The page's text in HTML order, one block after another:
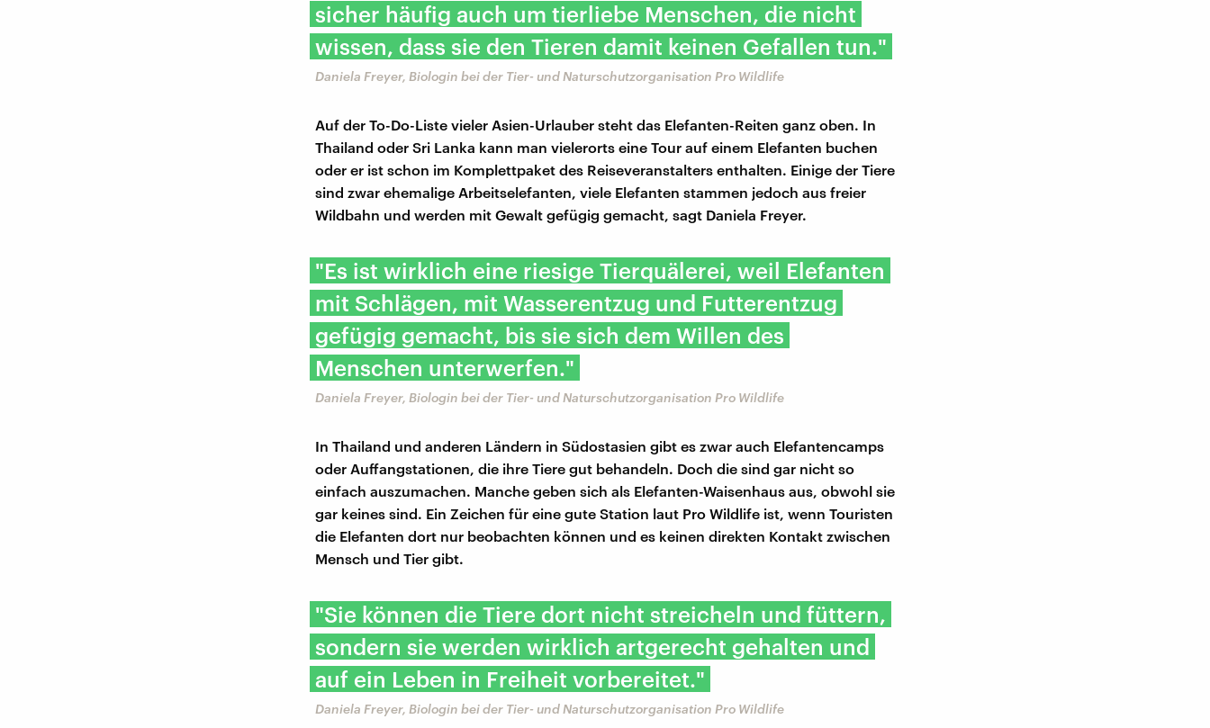
sicher häufig auch um tierliebe Menschen, die nicht
wissen, dass sie den Tieren damit keinen Gefallen tun."
Daniela Freyer, Biologin bei der Tier- und Naturschutzorganisation Pro Wildlife
Auf der To-Do-Liste vieler Asien-Urlauber steht das Elefanten-Reiten ganz oben. In
Thailand oder Sri Lanka kann man vielerorts eine Tour auf einem Elefanten buchen
oder er ist schon im Komplettpaket des Reiseveranstalters enthalten. Einige der Tiere
sind zwar ehemalige Arbeitselefanten, viele Elefanten stammen jedoch aus freier
Wildbahn und werden mit Gewalt gefügig gemacht, sagt Daniela Freyer.
"Es ist wirklich eine riesige Tierquälerei, weil Elefanten
mit Schlägen, mit Wasserentzug und Futterentzug
gefügig gemacht, bis sie sich dem Willen des
Menschen unterwerfen."
Daniela Freyer, Biologin bei der Tier- und Naturschutzorganisation Pro Wildlife
In Thailand und anderen Ländern in Südostasien gibt es zwar auch Elefantencamps
oder Auffangstationen, die ihre Tiere gut behandeln. Doch die sind gar nicht so
einfach auszumachen. Manche geben sich als Elefanten-Waisenhaus aus, obwohl sie
gar keines sind. Ein Zeichen für eine gute Station laut Pro Wildlife ist, wenn Touristen
die Elefanten dort nur beobachten können und es keinen direkten Kontakt zwischen
Mensch und Tier gibt.
"Sie können die Tiere dort nicht streicheln und füttern,
sondern sie werden wirklich artgerecht gehalten und
auf ein Leben in Freiheit vorbereitet."
Daniela Freyer, Biologin bei der Tier- und Naturschutzorganisation Pro Wildlife